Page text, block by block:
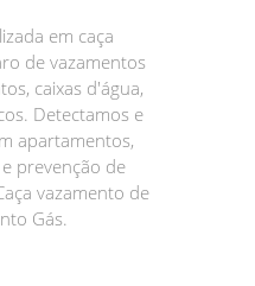
em caça
de vazamentos
caixas d'água,
Detectamos e
apartamentos,
prevenção de
vazamento de
Gás.